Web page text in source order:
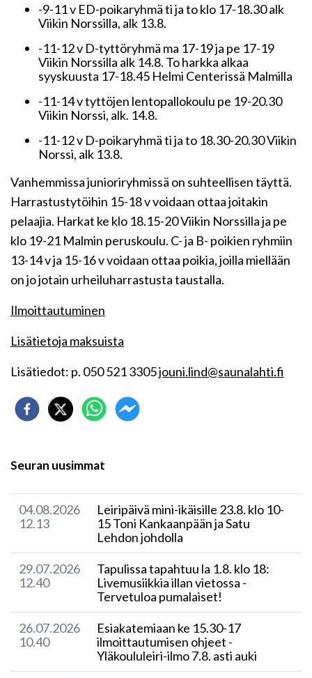
-9-11 v ED-poikaryhmä ti ja to klo 17-18.30 alk
Viikin Norssilla, alk 13.8.
-11-12 v D-tyttöryhmä ma 17-19 ja pe 17-19
Viikin Norssilla alk 14.8. To harkka alkaa
syyskuusta 17-18.45 Helmi Centerissä Malmilla
-11-14 v tyttöjen lentopallokoulu pe 19-20.30
Viikin Norssi, alk. 14.8.
-11-12 v D-poikaryhmä ti ja to 18.30-20.30 Viikin
Norssi, alk 13.8.
Vanhemmissa junioriryhmissä on suhteellisen täyttä.
Harrastustytöihin 15-18 v voidaan ottaa joitakin
pelaajia. Harkat ke klo 18.15-20 Viikin Norssilla ja pe
klo 19-21 Malmin peruskoulu. C- ja B- poikien ryhmiin
13-14 v ja 15-16 v voidaan ottaa poikia, joilla miellään
on jo jotain urheiluharrastusta taustalla.
Ilmoittautuminen
Lisätietoja maksuista
Lisätiedot: p. 050 521 3305jouni.lind@saunalahti.fi
Seuran uusimmat
04.08.2026
12.13
Leiripäivä mini-ikäisille 23.8. klo 10-
15 Toni Kankaanpään ja Satu
Lehdon johdolla
29.07.2026
12.40
Tapulissa tapahtuu la 1.8. klo 18:
Livemusiikkia illan vietossa -
Tervetuloa pumalaiset!
26.07.2026
10.40
Esiakatemiaan ke 15.30-17
ilmoittautumisen ohjeet -
Yläkoululeiri-ilmo 7.8. asti auki